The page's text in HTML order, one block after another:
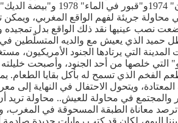
نصب عينيها نقد ذلك الواقع بدل تمجيده
حميد الذي يعيش مع والديه المتسلّطين في
التي يرتادها الجنود الأمريكيون،
خلصها من أحد الجنود، وأصبحت خليلته
الفخم الذي تسمح له بأكل بقايا الطعام.
ويتحول الاحتفال في النهاية إلى
والمجتمع في محاولة للعيش.. محاولة
ترصد معاناة الطبقة المسحوقة في المغرب،
اليوم، لكان قد كتب رواياتٍ جديدة